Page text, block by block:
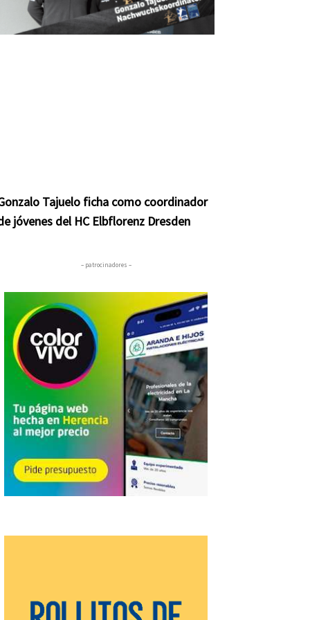
Tajuelo ficha como coordinador
jóvenes del HC Elbflorenz Dresden
– patrocinadores –